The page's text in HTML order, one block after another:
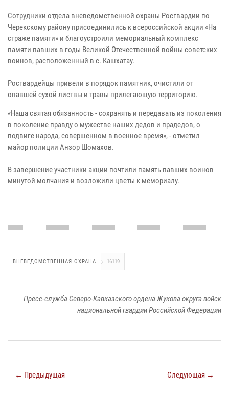
Сотрудники отдела вневедомственной охраны Росгвардии по
Черекскому району присоединились к всероссийской акции «На
страже памяти» и благоустроили мемориальный комплекс
памяти павших в годы Великой Отечественной войны советских
воинов, расположенный в с. Кашхатау.
Росгвардейцы привели в порядок памятник, очистили от
опавшей сухой листвы и травы прилегающую территорию.
«Наша святая обязанность - сохранять и передавать из поколения
в поколение правду о мужестве наших дедов и прадедов, о
подвиге народа, совершенном в военное время», - отметил
майор полиции Анзор Шомахов.
В завершение участники акции почтили память павших воинов
минутой молчания и возложили цветы к мемориалу.
ВНЕВЕДОМСТВЕННАЯ ОХРАНА 16119
Пресс-служба Северо-Кавказского ордена Жукова округа войск
национальной гвардии Российской Федерации
← Предыдущая Следующая →